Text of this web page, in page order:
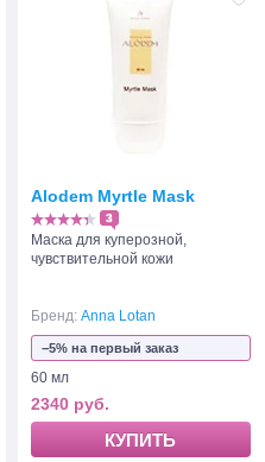
Alodem Myrtle Mask
3
Маска для куперозной,
чувствительной кожи
Бренд: Anna Lotan
−5% на первый заказ
60 мл
2340 руб.
КУПИТЬ